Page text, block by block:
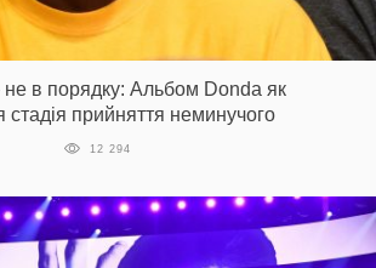
в порядку: Альбом Donda як
стадія прийняття неминучого
12 294